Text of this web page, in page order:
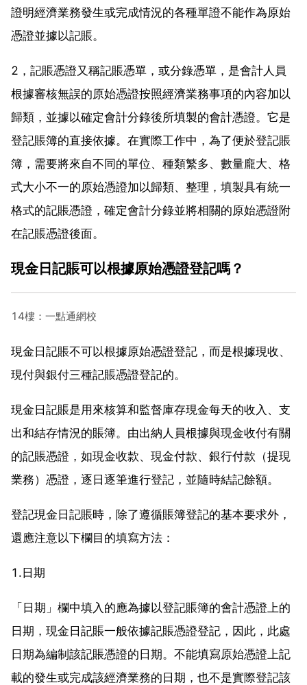
證明經濟業務發生或完成情況的各種單證不能作為原始
憑證並據以記賬。
2，記賬憑證又稱記賬憑單，或分錄憑單，是會計人員
根據審核無誤的原始憑證按照經濟業務事項的內容加以
歸類，並據以確定會計分錄後所填製的會計憑證。它是
登記賬簿的直接依據。在實際工作中，為了便於登記賬
簿，需要將來自不同的單位、種類繁多、數量龐大、格
式大小不一的原始憑證加以歸類、整理，填製具有統一
格式的記賬憑證，確定會計分錄並將相關的原始憑證附
在記賬憑證後面。
現金日記賬可以根據原始憑證登記嗎？
14樓：一點通網校
現金日記賬不可以根據原始憑證登記，而是根據現收、
現付與銀付三種記賬憑證登記的。
現金日記賬是用來核算和監督庫存現金每天的收入、支
出和結存情況的賬簿。由出納人員根據與現金收付有關
的記賬憑證，如現金收款、現金付款、銀行付款（提現
業務）憑證，逐日逐筆進行登記，並隨時結記餘額。
登記現金日記賬時，除了遵循賬簿登記的基本要求外，
還應注意以下欄目的填寫方法：
1.日期
「日期」欄中填入的應為據以登記賬簿的會計憑證上的
日期，現金日記賬一般依據記賬憑證登記，因此，此處
日期為編制該記賬憑證的日期。不能填寫原始憑證上記
載的發生或完成該經濟業務的日期，也不是實際登記該